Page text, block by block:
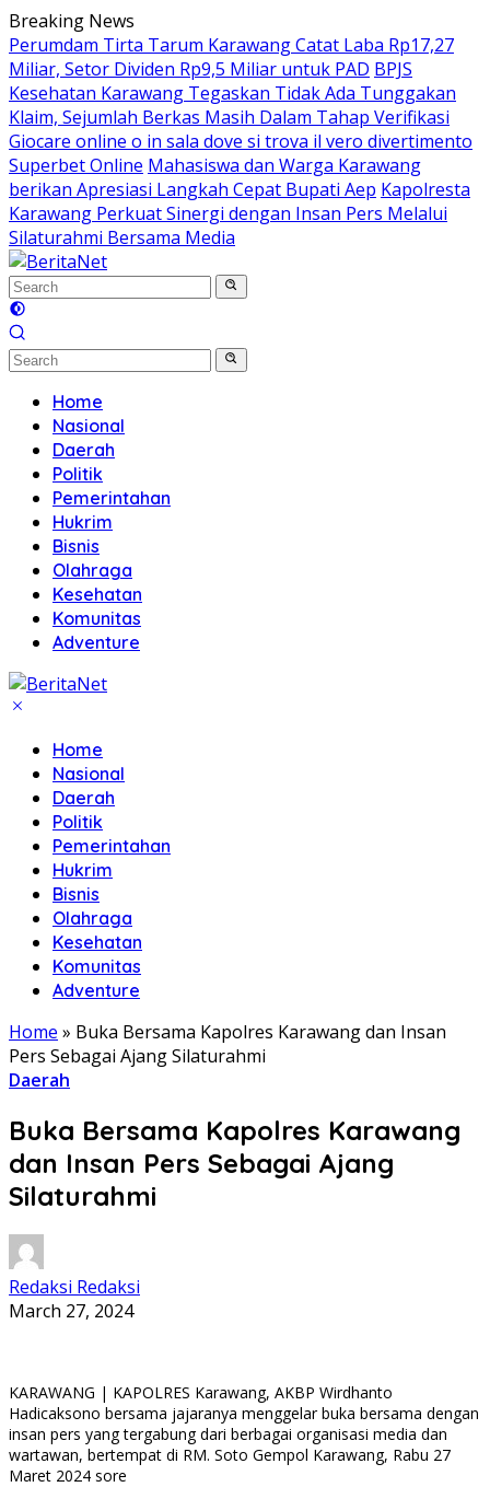
Skip
to
content
Breaking News
Perumdam Tirta Tarum Karawang Catat Laba Rp17,27
Miliar, Setor Dividen Rp9,5 Miliar untuk PAD BPJS
Kesehatan Karawang Tegaskan Tidak Ada Tunggakan
Klaim, Sejumlah Berkas Masih Dalam Tahap Verifikasi
Giocare online o in sala dove si trova il vero divertimento
Superbet Online Mahasiswa dan Warga Karawang
berikan Apresiasi Langkah Cepat Bupati Aep Kapolresta
Karawang Perkuat Sinergi dengan Insan Pers Melalui
Silaturahmi Bersama Media
Home
Nasional
Daerah
Politik
Pemerintahan
Hukrim
Bisnis
Olahraga
Kesehatan
Komunitas
Adventure
Home
Nasional
Daerah
Politik
Pemerintahan
Hukrim
Bisnis
Olahraga
Kesehatan
Komunitas
Adventure
Home » Buka Bersama Kapolres Karawang dan Insan
Pers Sebagai Ajang Silaturahmi
Daerah
Buka Bersama Kapolres Karawang
dan Insan Pers Sebagai Ajang
Silaturahmi
Redaksi Redaksi
March 27, 2024
KARAWANG | KAPOLRES Karawang, AKBP Wirdhanto
Hadicaksono bersama jajaranya menggelar buka bersama dengan
insan pers yang tergabung dari berbagai organisasi media dan
wartawan, bertempat di RM. Soto Gempol Karawang, Rabu 27
Maret 2024 sore